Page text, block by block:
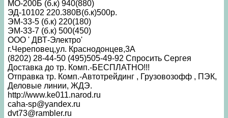
МО-200Б (б.к) 940(880)
ЭД-10102 220.380В(б.к)500р.
ЭМ-33-5 (б.к) 220(180)
ЭМ-33-7 (б.к) 500(450)
ООО ' ДВТ-Электро'
г.Череповец,ул. Краснодонцев,3А
(8202) 28-44-50 (495)505-49-92 Cпросить Сергея
Доставка до тр. Комп.-БЕСПЛАТНО!!!
Отправка тр. Комп.-Автотрейдинг , Грузовозофф , ПЭК,
Деловые линии, ЖДЭ.
http://www.ke011.narod.ru
caha-sp@yandex.ru
dvt73@rambler.ru